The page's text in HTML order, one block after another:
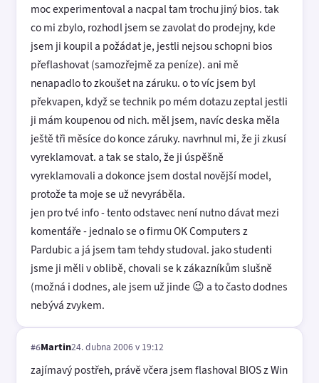
moc experimentoval a nacpal tam trochu jiný bios. tak
co mi zbylo, rozhodl jsem se zavolat do prodejny, kde
jsem ji koupil a požádat je, jestli nejsou schopni bios
přeflashovat (samozřejmě za peníze). ani mě
nenapadlo to zkoušet na záruku. o to víc jsem byl
překvapen, když se technik po mém dotazu zeptal jestli
ji mám koupenou od nich. měl jsem, navíc deska měla
ještě tři měsíce do konce záruky. navrhnul mi, že ji zkusí
vyreklamovat. a tak se stalo, že ji úspěšně
vyreklamovali a dokonce jsem dostal novější model,
protože ta moje se už nevyráběla.
jen pro tvé info - tento odstavec není nutno dávat mezi
komentáře - jednalo se o firmu OK Computers z
Pardubic a já jsem tam tehdy studoval. jako studenti
jsme ji měli v oblibě, chovali se k zákazníkům slušně
(možná i dodnes, ale jsem už jinde 😉 a to často dodnes
nebývá zvykem.
#6Martin24. dubna 2006 v 19:12
zajímavý postřeh, právě včera jsem flashoval BIOS z Win